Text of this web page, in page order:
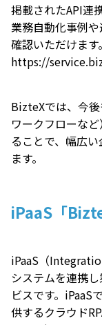
掲載されたAPI連
業務自動化事例
確認いただけます。
https://
BizteXでは、今後
ワークフローな
ることで、幅広
ます。
iPaaS「
iPaaS（
システムを連携
ビスです。iPaaS
供するクラウド